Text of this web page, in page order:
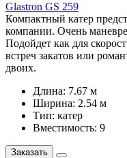
Glastron GS 259
Компактный катер
компании. Очень
Подойдет как для
встреч закатов или
двоих.
Длина: 7.67 м
Ширина: 2.54 м
Тип: катер
Вместимость: 9
Заказать